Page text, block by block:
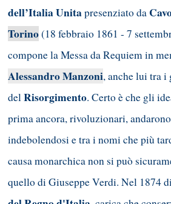
dell’Italia Unitapresenziato da
Torino(18 febbraio 1861 - 7
compone la Messa da Requiem in
Alessandro Manzoni, anche lui tra
delRisorgimento. Certo è che gli
prima ancora, rivoluzionari,
indebolendosi e tra i nomi che più
causa monarchica non si può
quello di Giuseppe Verdi. Nel 1874